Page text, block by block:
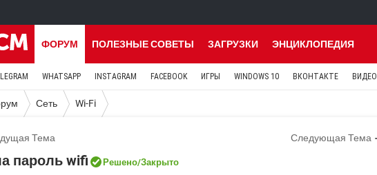
ФОРУМ ПОЛЕЗНЫЕ СОВЕТЫ ЗАГРУЗКИ ЭНЦИКЛОПЕДИЯ
WHATSAPP INSTAGRAM FACEBOOK ИГРЫ WINDOWS 10 ВКОНТАКТЕ ВИДЕО
Сеть Wi-Fi
Тема Следующая Тема
пароль wifi Решено/Закрыто